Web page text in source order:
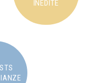
INEDITE